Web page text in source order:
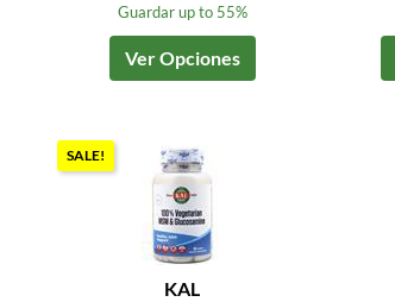
Guardar up to 55%
Ver Opciones
SALE!
KAL